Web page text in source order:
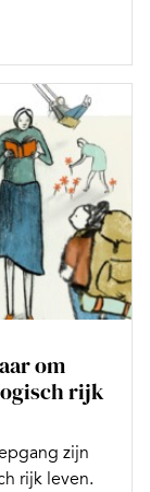
om
rijk
zijn
rijk leven.